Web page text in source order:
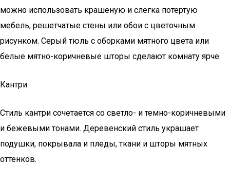
можно использовать крашеную и слегка потертую
мебель, решетчатые стены или обои с цветочным
рисунком. Серый тюль с оборками мятного цвета или
белые мятно-коричневые шторы сделают комнату ярче.
Кантри
Стиль кантри сочетается со светло- и темно-коричневыми
и бежевыми тонами. Деревенский стиль украшает
подушки, покрывала и пледы, ткани и шторы мятных
оттенков.